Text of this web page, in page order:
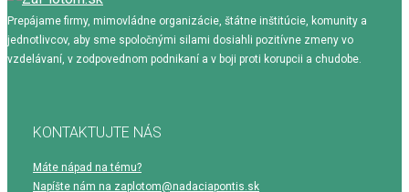
Prepájame firmy, mimovládne organizácie, štátne inštitúcie, komunity a
jednotlivcov, aby sme spoločnými silami dosiahli pozitívne zmeny vo
vzdelávaní, v zodpovednom podnikaní a v boji proti korupcii a chudobe.
KONTAKTUJTE NÁS
Máte nápad na tému?
Napíšte nám na zaplotom@nadaciapontis.sk